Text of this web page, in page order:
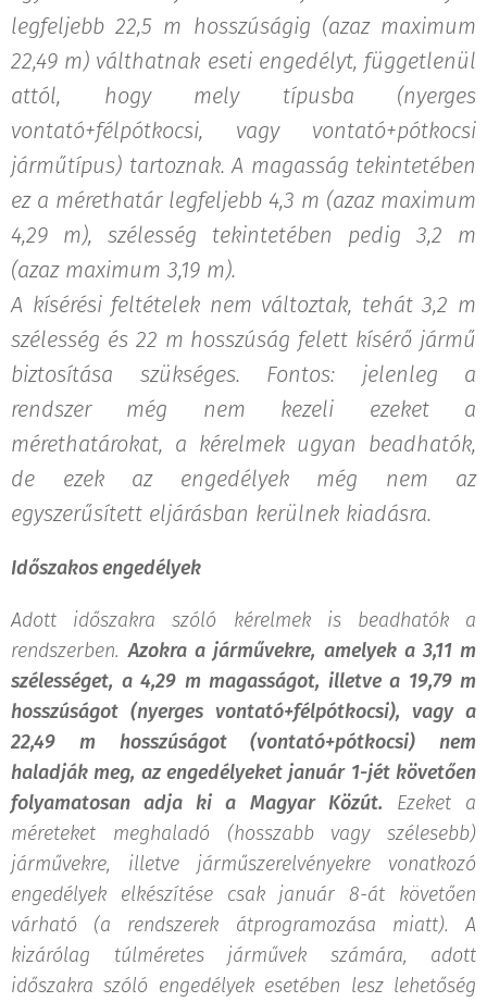
legfeljebb 22,5 m hosszúságig (azaz maximum
22,49 m) válthatnak eseti engedélyt, függetlenül
attól, hogy mely típusba (nyerges
vontató+félpótkocsi, vagy vontató+pótkocsi
járműtípus) tartoznak. A magasság tekintetében
ez a mérethatár legfeljebb 4,3 m (azaz maximum
4,29 m), szélesség tekintetében pedig 3,2 m
(azaz maximum 3,19 m).
A kísérési feltételek nem változtak, tehát 3,2 m
szélesség és 22 m hosszúság felett kísérő jármű
biztosítása szükséges. Fontos: jelenleg a
rendszer még nem kezeli ezeket a
mérethatárokat, a kérelmek ugyan beadhatók,
de ezek az engedélyek még nem az
egyszerűsített eljárásban kerülnek kiadásra.
Időszakos engedélyek
Adott időszakra szóló kérelmek is beadhatók a
rendszerben.Azokra a járművekre, amelyek a 3,11 m
szélességet, a 4,29 m magasságot, illetve a 19,79 m
hosszúságot (nyerges vontató+félpótkocsi), vagy a
22,49 m hosszúságot (vontató+pótkocsi) nem
haladják meg, az engedélyeket január 1-jét követően
folyamatosan adja ki a Magyar Közút. Ezeket a
méreteket meghaladó (hosszabb vagy szélesebb)
járművekre, illetve járműszerelvényekre vonatkozó
engedélyek elkészítése csak január 8-át követően
várható (a rendszerek átprogramozása miatt). A
kizárólag túlméretes járművek számára, adott
időszakra szóló engedélyek esetében lesz lehetőség